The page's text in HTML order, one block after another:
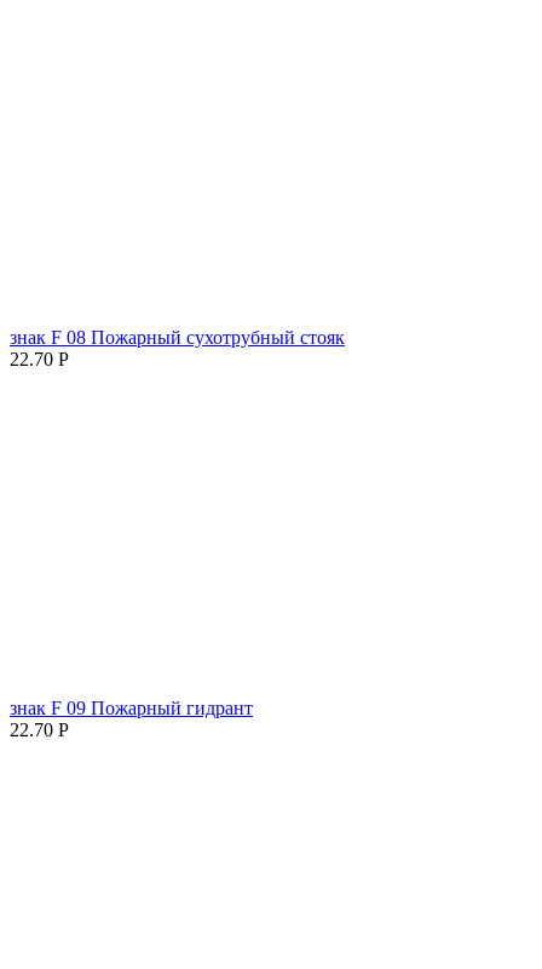
знак F 08 Пожарный сухотрубный стояк
22.70 Р
знак F 09 Пожарный гидрант
22.70 Р